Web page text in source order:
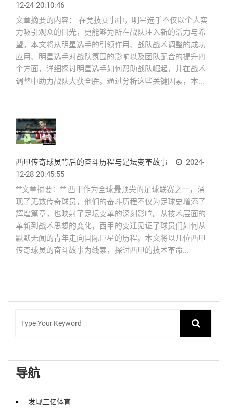
12-24 20:10:46
文章摘要的内容： 在竞技赛事中，明星选手不仅以个人实
力吸引观众的目光，更能够为所在战队注入新的活力与希
望。本文将从明星选手的引领作用、战队战术调整的成功
应用、明星选手对战队氛围的影响以及团队配合的提升四
个方面，详细探讨明星选手如何帮助战队崛起，并在战术
调整中助力战队大获全胜。通过分析这些关键因素，本...
西甲传奇球员背后的奋斗历程与足坛变革故事
2024-
12-28 20:45:55
**文章摘要：** 西甲作为全球最顶尖的足球联赛之一，涌
现了无数传奇球员，他们的奋斗历程不仅为足球史增添了
辉煌篇章，也映射了足坛变革的深刻影响。从技术层面的
革新到战术思想的变化，西甲的变迁见证了球员们如何从
默默无闻的青年走向国际巨星的历程。本文将以几位西甲
传奇球员的奋斗故事为线索，探讨西甲的技术革命...
导航
发现三亿体育